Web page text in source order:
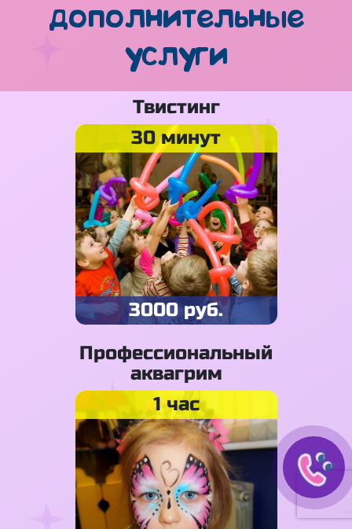
дополнительные
услуги
Твистинг
30 минут
3000 руб.
Профессиональный
аквагрим
1 час